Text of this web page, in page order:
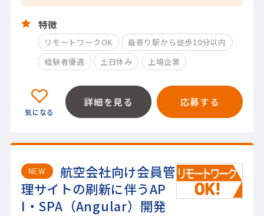
特徴
リモートワークOK
最寄り駅から徒歩10分以内
経験者優遇
土日休み 上場企業
詳細を見る 応募する
NEW
航空会社向け会員管
理サイトの刷新に伴うAP
I・SPA（Angular）開発